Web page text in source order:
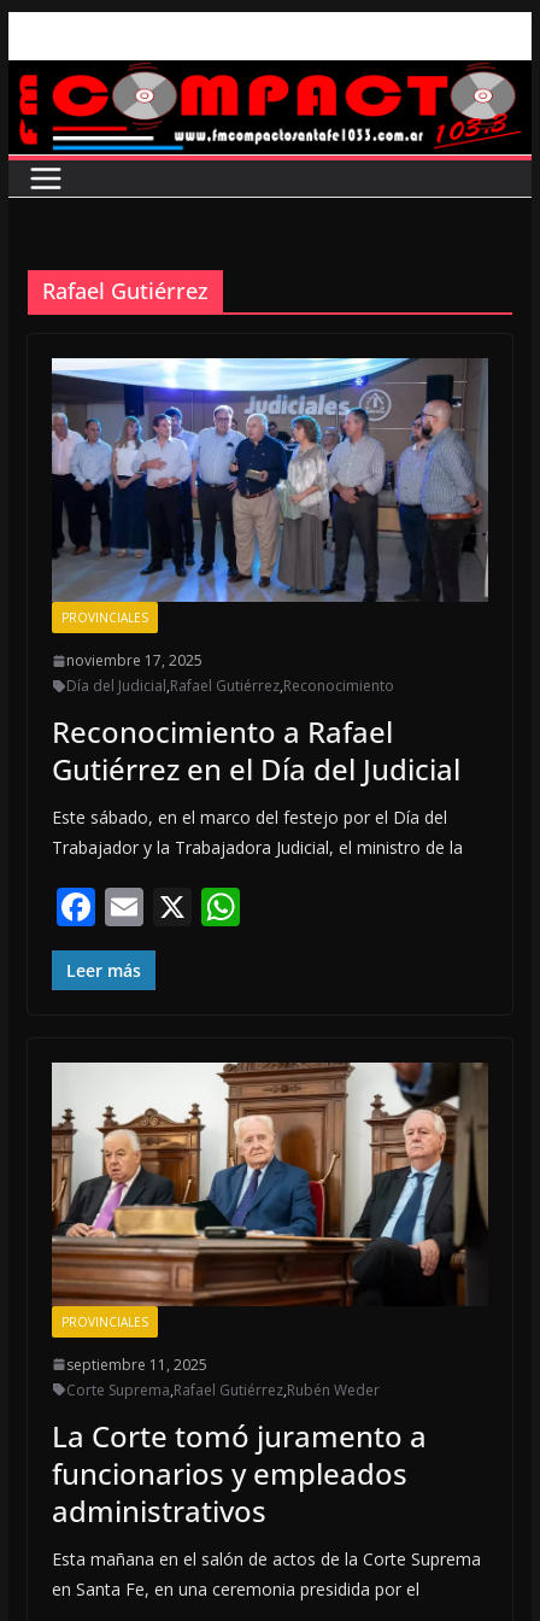
al
contenido
Rafael Gutiérrez
PROVINCIALES
noviembre 17, 2025
Día del Judicial,Rafael Gutiérrez,Reconocimiento
Reconocimiento a Rafael
Gutiérrez en el Día del Judicial
Este sábado, en el marco del festejo por el Día del
Trabajador y la Trabajadora Judicial, el ministro de la
F
ac
e
o
o
k
E
m
ai
X W
A
p
p
Leer más
PROVINCIALES
septiembre 11, 2025
Corte Suprema,Rafael Gutiérrez,Rubén Weder
La Corte tomó juramento a
funcionarios y empleados
administrativos
Esta mañana en el salón de actos de la Corte Suprema
en Santa Fe, en una ceremonia presidida por el